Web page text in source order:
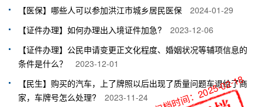
【医保】哪些人可以参加洪江市城乡居民医保
2024-01-29
【证件办理】如何办理出入境证件加急?
2023-12-06
【证件办理】公民申请变更正文化程度、婚姻状况等辅项信息的
条件是什么？
2023-12-01
【民生】购买的汽车，上了牌照以后出现了质量问题车退给了商
家，车牌号怎么处理?
2023-11-24 归档时间：2025-02-18